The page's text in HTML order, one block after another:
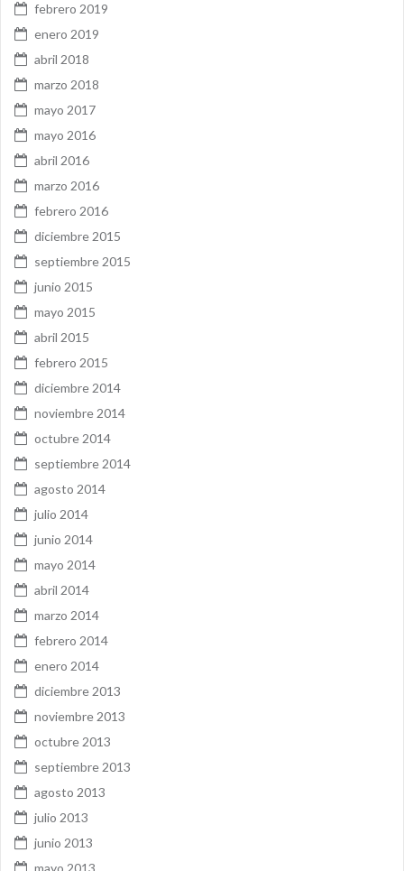
febrero 2019
enero 2019
abril 2018
marzo 2018
mayo 2017
mayo 2016
abril 2016
marzo 2016
febrero 2016
diciembre 2015
septiembre 2015
junio 2015
mayo 2015
abril 2015
febrero 2015
diciembre 2014
noviembre 2014
octubre 2014
septiembre 2014
agosto 2014
julio 2014
junio 2014
mayo 2014
abril 2014
marzo 2014
febrero 2014
enero 2014
diciembre 2013
noviembre 2013
octubre 2013
septiembre 2013
agosto 2013
julio 2013
junio 2013
mayo 2013